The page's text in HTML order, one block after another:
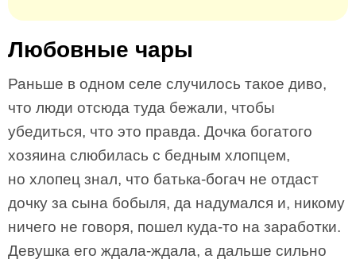
Любовные чары
Раньше в одном селе случилось такое диво,
что люди отсюда туда бежали, чтобы
убедиться, что это правда. Дочка богатого
хозяина слюбилась с бедным хлопцем,
но хлопец знал, что батька-богач не отдаст
дочку за сына бобыля, да надумался и, никому
ничего не говоря, пошел куда-то на заработки.
Девушка его ждала-ждала, а дальше сильно